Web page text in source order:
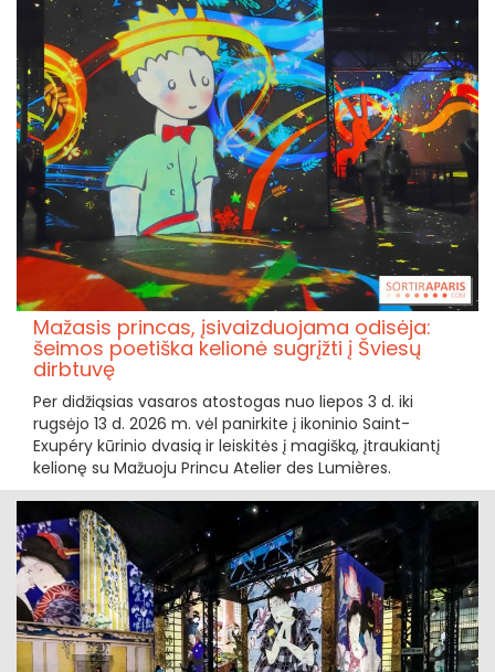
Mažasis princas, įsivaizduojama odisėja:
šeimos poetiška kelionė sugrįžti į Šviesų
dirbtuvę
Per didžiąsias vasaros atostogas nuo liepos 3 d. iki
rugsėjo 13 d. 2026 m. vėl panirkite į ikoninio Saint-
Exupéry kūrinio dvasią ir leiskitės į magišką, įtraukiantį
kelionę su Mažuoju Princu Atelier des Lumières.